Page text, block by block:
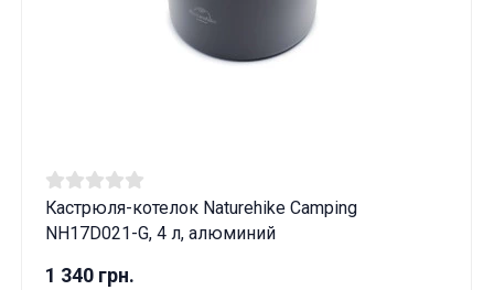
Кастрюля-котелок Naturehike Camping
NH17D021-G, 4 л, алюминий
1 340 грн.